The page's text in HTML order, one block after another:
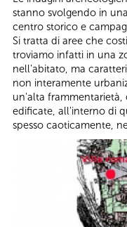
stanno svolgendo in
centro storico e
Si tratta di aree che
troviamo infatti in una
nell'abitato, ma
non interamente
un'alta frammentarietà,
edificate, all'interno di
spesso caoticamente,